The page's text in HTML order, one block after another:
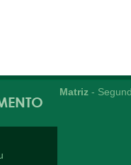
Matriz -